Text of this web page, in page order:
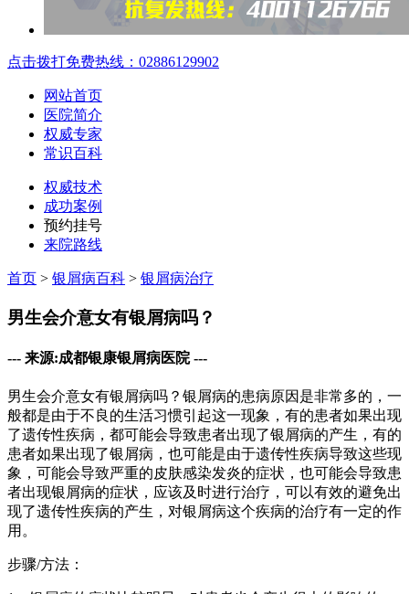
点击拨打免费热线：02886129902
网站首页
医院简介
权威专家
常识百科
权威技术
成功案例
预约挂号
来院路线
首页 > 银屑病百科 > 银屑病治疗
男生会介意女有银屑病吗？
--- 来源:成都银康银屑病医院 ---
男生会介意女有银屑病吗？银屑病的患病原因是非常多的，一
般都是由于不良的生活习惯引起这一现象，有的患者如果出现
了遗传性疾病，都可能会导致患者出现了银屑病的产生，有的
患者如果出现了银屑病，也可能是由于遗传性疾病导致这些现
象，可能会导致严重的皮肤感染发炎的症状，也可能会导致患
者出现银屑病的症状，应该及时进行治疗，可以有效的避免出
现了遗传性疾病的产生，对银屑病这个疾病的治疗有一定的作
用。
步骤/方法：